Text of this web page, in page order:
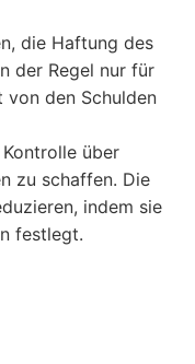
die Haftung des
der Regel nur für
von den Schulden
über
zu schaffen. Die
indem sie
festlegt.